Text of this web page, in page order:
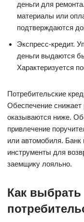
деньги для
материалы или
подтверждаются
Экспресс-кредит.
деньги выдаются
Характеризуется
Потребительские
Обеспечение снижает
оказываются ниже.
привлечение
или автомобиля.
инструменты для
заемщику лояльно.
Как